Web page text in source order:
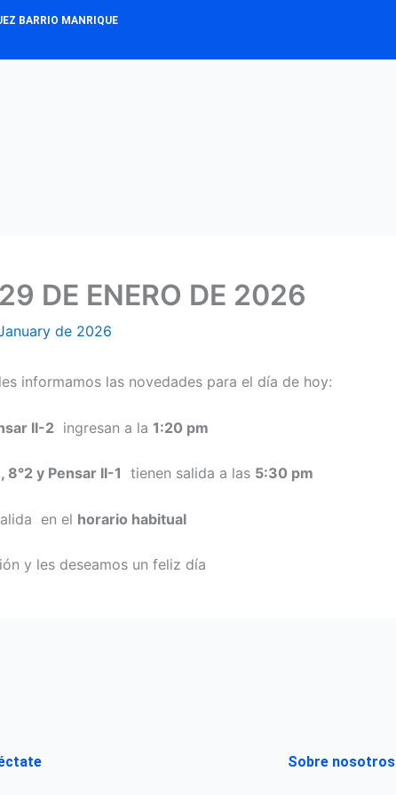
BARRIO MANRIQUE
DE ENERO DE 2026
de 2026
informamos las novedades para el día de hoy:
II-2 ingresan a la 1:20 pm
8°2 y Pensar II-1 tienen salida a las 5:30 pm
en el horario habitual
y les deseamos un feliz día
Sobre nosotros